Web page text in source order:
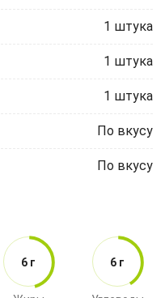
1 штука
1 штука
1 штука
По вкусу
По вкусу
6 г 6 г